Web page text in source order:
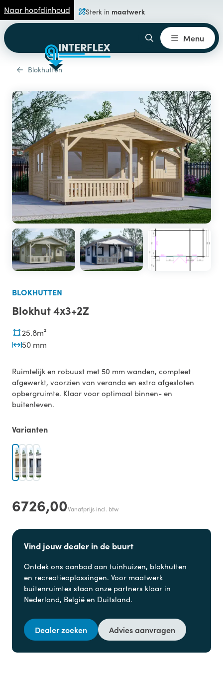
Naar hoofdinhoud Sterk in maatwerk
Menu
Blokhutten
BLOKHUTTEN
Blokhut 4x3+2Z
25.8m²
50 mm
Ruimtelijk en robuust met 50 mm wanden, compleet
afgewerkt, voorzien van veranda en extra afgesloten
opbergruimte. Klaar voor optimaal binnen- en
buitenleven.
Varianten
6726,00Vanafprijs incl. btw
Vind jouw dealer in de buurt
Ontdek ons aanbod aan tuinhuizen, blokhutten
en recreatieoplossingen. Voor maatwerk
buitenruimtes staan onze partners klaar in
Nederland, België en Duitsland.
Dealer zoeken Advies aanvragen